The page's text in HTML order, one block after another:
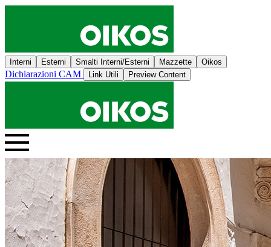
Interni Esterni Smalti Interni/Esterni Mazzette Oikos
Dichiarazioni CAM Link Utili Preview Content